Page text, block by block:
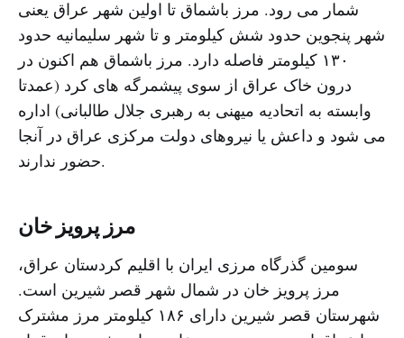
شمار می رود. مرز باشماق تا اولین شهر عراق یعنی
شهر پنجوین حدود شش کیلومتر و تا شهر سلیمانیه حدود
۱۳۰ کیلومتر فاصله دارد. مرز باشماق هم اکنون در
درون خاک عراق از سوی پیشمرگه های کرد (عمدتا
وابسته به اتحادیه میهنی به رهبری جلال طالبانی) اداره
می شود و داعش یا نیروهای دولت مرکزی عراق در آنجا
حضور ندارند.
مرز پرویز خان
سومین گذرگاه مرزی ایران با اقلیم کردستان عراق،
مرز پرویز خان در شمال شهر قصر شیرین است.
شهرستان قصر شیرین داراى ١٨۶ کیلومتر مرز مشترک